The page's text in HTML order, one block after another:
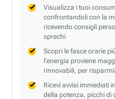
Visualizza i tuoi
confrontandoli con la
ricevendo consigli
sprechi
Scopri le fasce orarie
l’energia proviene
rinnovabili, per
Ricevi avvisi immediati
della potenza, picchi di